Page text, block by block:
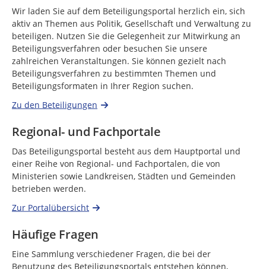
Wir laden Sie auf dem Beteiligungsportal herzlich ein, sich
aktiv an Themen aus Politik, Gesellschaft und Verwaltung zu
beteiligen. Nutzen Sie die Gelegenheit zur Mitwirkung an
Beteiligungsverfahren oder besuchen Sie unsere
zahlreichen Veranstaltungen. Sie können gezielt nach
Beteiligungsverfahren zu bestimmten Themen und
Beteiligungsformaten in Ihrer Region suchen.
Zu den Beteiligungen
Regional- und Fachportale
Das Beteiligungsportal besteht aus dem Hauptportal und
einer Reihe von Regional- und Fachportalen, die von
Ministerien sowie Landkreisen, Städten und Gemeinden
betrieben werden.
Zur Portalübersicht
Häufige Fragen
Eine Sammlung verschiedener Fragen, die bei der
Benutzung des Beteiligungsportals entstehen können,